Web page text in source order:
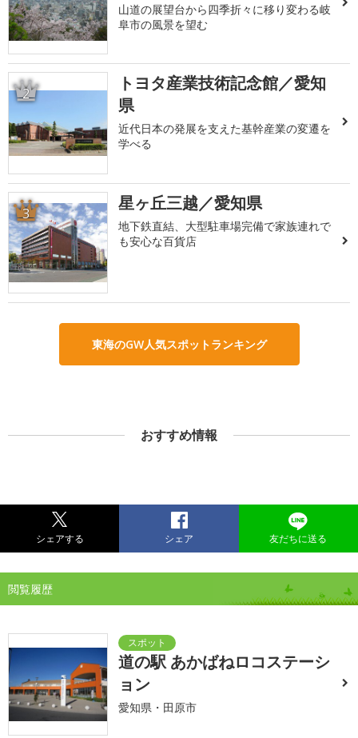
山道の展望台から四季折々に移り変わる岐
阜市の風景を望む
2
トヨタ産業技術記念館／愛知
県
近代日本の発展を支えた基幹産業の変遷を
学べる
3 星ヶ丘三越／愛知県
地下鉄直結、大型駐車場完備で家族連れで
も安心な百貨店
東海のGW人気スポットランキング
おすすめ情報
シェアする シェア 友だちに送る
閲覧履歴
道の駅 あかばねロコステーシ
ョン
愛知県・田原市